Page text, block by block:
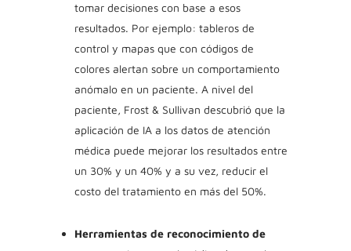
tomar decisiones con base a esos
resultados. Por ejemplo: tableros de
control y mapas que con códigos de
colores alertan sobre un comportamiento
anómalo en un paciente. A nivel del
paciente, Frost & Sullivan descubrió que la
aplicación de IA a los datos de atención
médica puede mejorar los resultados entre
un 30% y un 40% y a su vez, reducir el
costo del tratamiento en más del 50%.
Herramientas de reconocimiento de